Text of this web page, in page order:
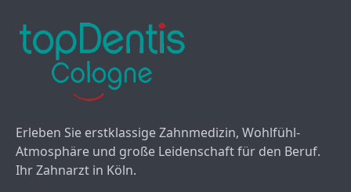
Erleben Sie erstklassige Zahnmedizin, Wohlfühl-
Atmosphäre und große Leidenschaft für den Beruf.
Ihr Zahnarzt in Köln.